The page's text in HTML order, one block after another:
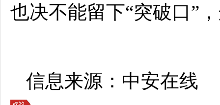
也决不能留下“突破口”
信息来源：中安在线